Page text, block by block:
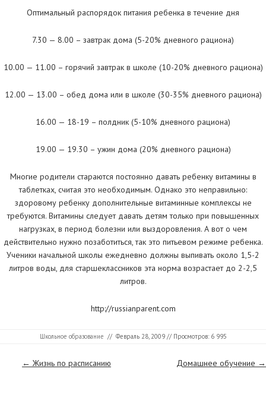
Оптимальный распорядок питания ребенка в течение дня
7.30 — 8.00 – завтрак дома (5-20% дневного рациона)
10.00 — 11.00 – горячий завтрак в школе (10-20% дневного рациона)
12.00 — 13.00 – обед дома или в школе (30-35% дневного рациона)
16.00 — 18-19 – полдник (5-10% дневного рациона)
19.00 — 19.30 – ужин дома (20% дневного рациона)
Многие родители стараются постоянно давать ребенку витамины в
таблетках, считая это необходимым. Однако это неправильно:
здоровому ребенку дополнительные витаминные комплексы не
требуются. Витамины следует давать детям только при повышенных
нагрузках, в период болезни или выздоровления. А вот о чем
действительно нужно позаботиться, так это питьевом режиме ребенка.
Ученики начальной школы ежедневно должны выпивать около 1,5-2
литров воды, для старшеклассников эта норма возрастает до 2-2,5
литров.
http://russianparent.com
Школьное образование // Февраль 28, 2009// Просмотров: 6 995
Страницы
← Жизнь по расписанию Домашнее обучение →